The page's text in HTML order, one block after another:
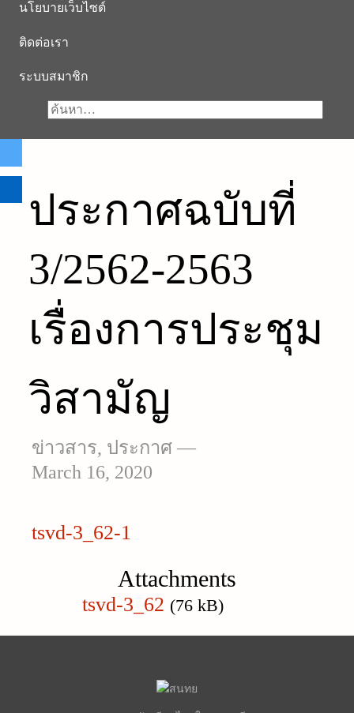
นโยบายเว็บไซต์
ติดต่อเรา
ระบบสมาชิก
ประกาศฉบับที่
3/2562-2563
เรื่องการประชุม
วิสามัญ
ข่าวสาร, ประกาศ—
March 16, 2020
tsvd-3_62-1
Attachments
tsvd-3_62 (76 kB)